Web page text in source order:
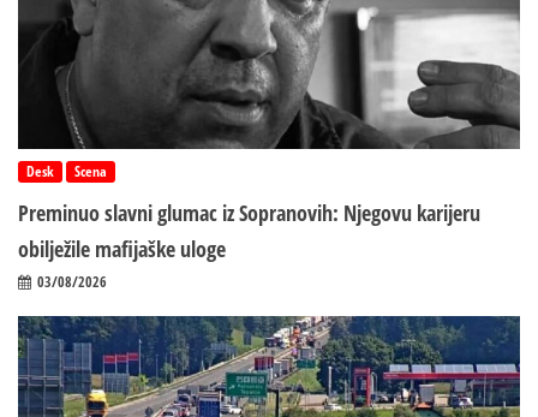
Desk Scena
Preminuo slavni glumac iz Sopranovih: Njegovu karijeru
obilježile mafijaške uloge
03/08/2026